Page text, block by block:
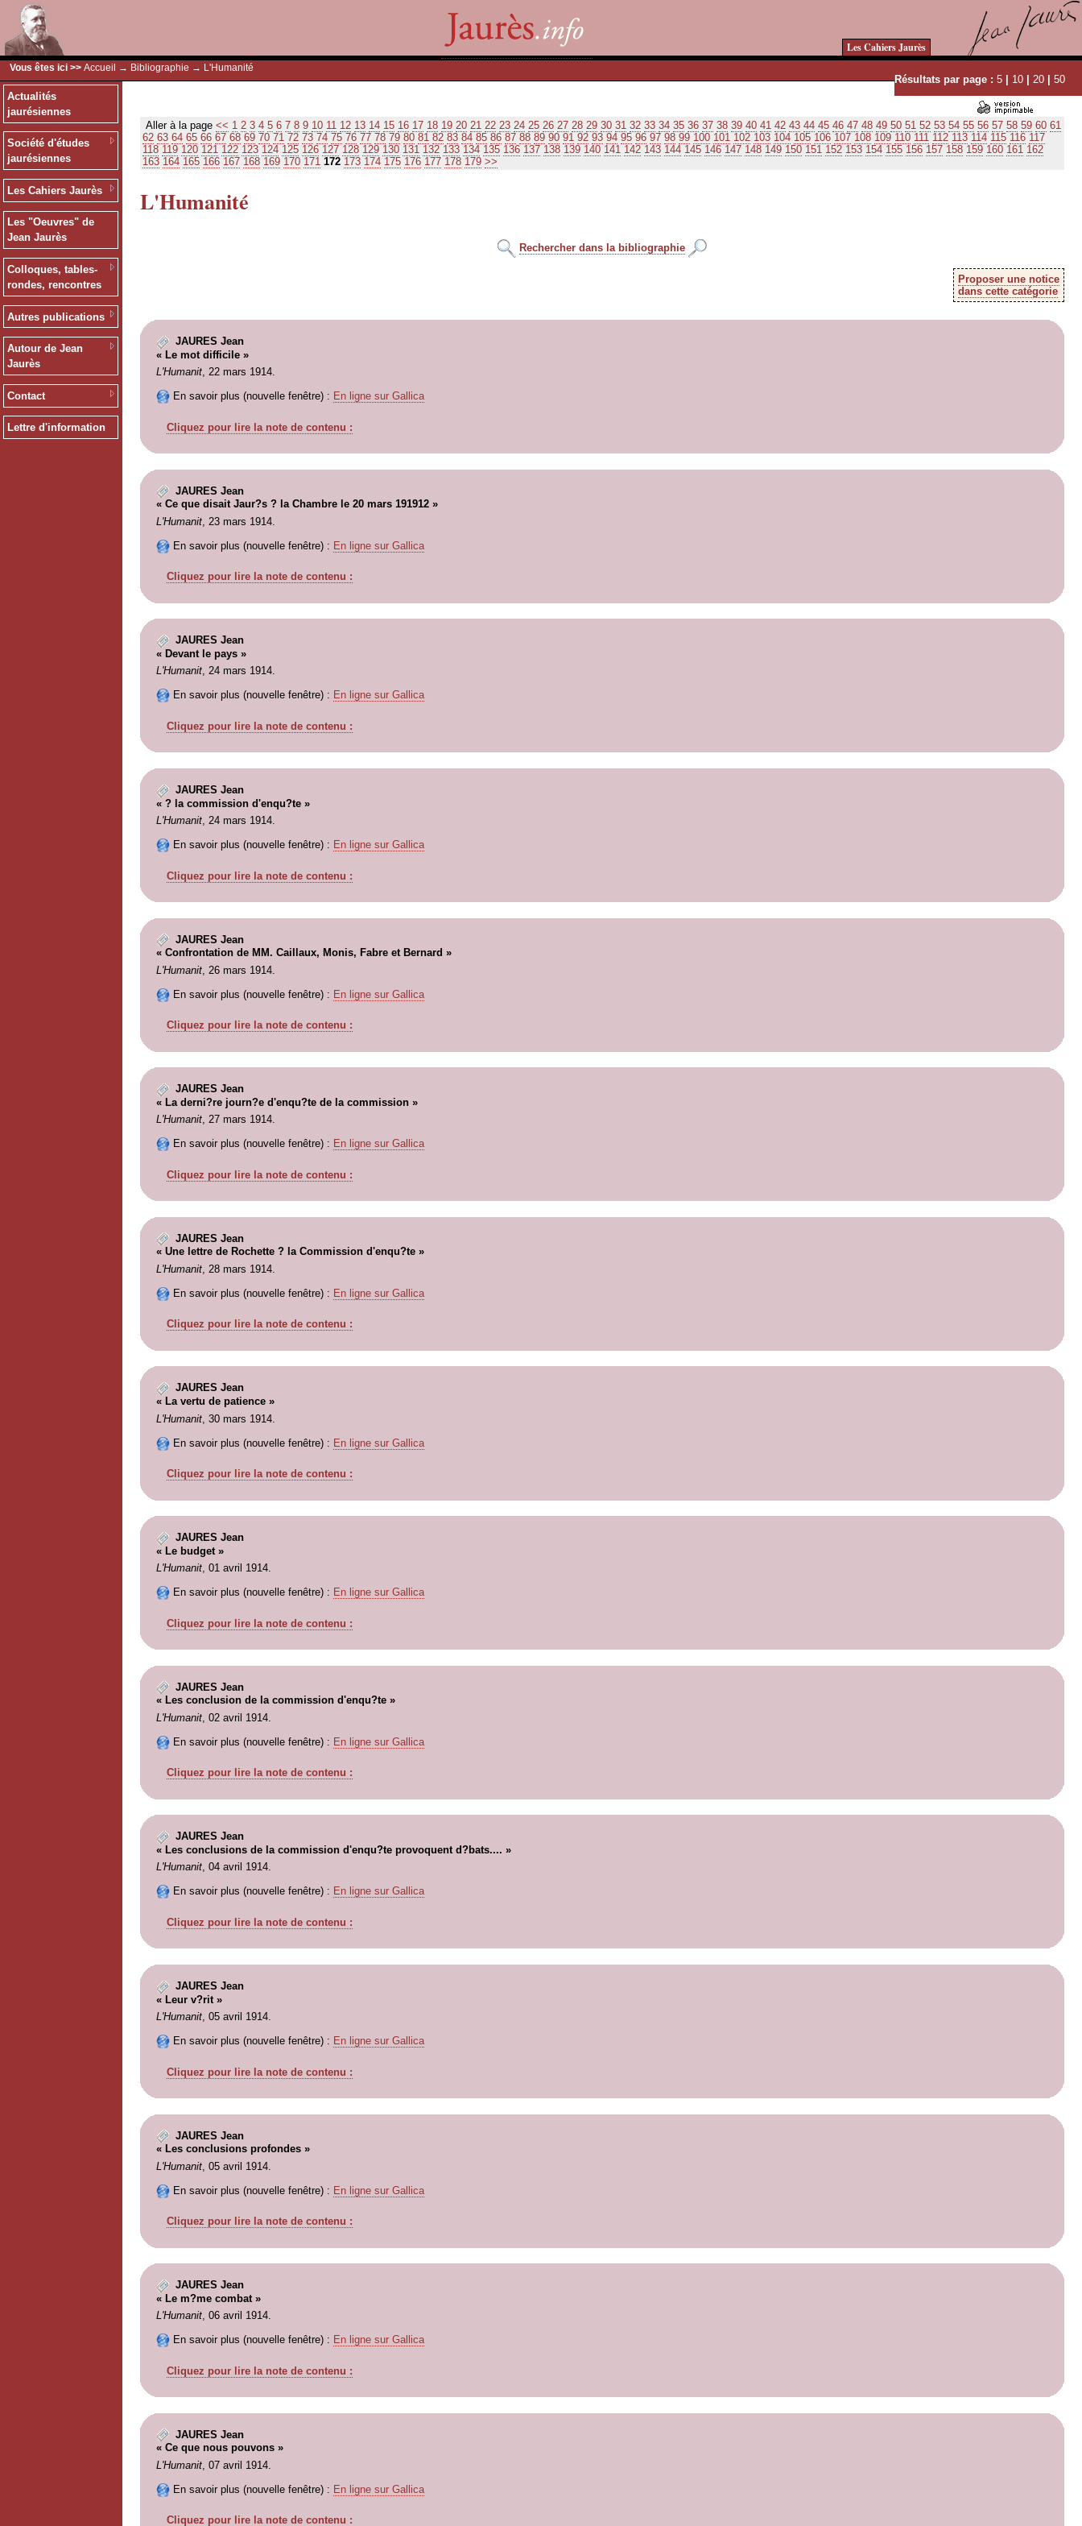
Les Cahiers Jaurès
Vous êtes ici >> Accueil → Bibliographie → L'Humanité
Résultats par page : 5 | 10 | 20 | 50
Actualités
jaurésiennes
Société d'études
jaurésiennes
Les Cahiers Jaurès
Les "Oeuvres" de
Jean Jaurès
Colloques, tables-
rondes, rencontres
Autres publications
Autour de Jean
Jaurès
Contact
Lettre d'information
Aller à la page << 1 2 3 4 5 6 7 8 9 10 11 12 13 14 15 16 17 18 19 20 21 22 23 24 25 26 27 28 29 30 31 32 33 34 35 36 37 38 39 40 41 42 43 44 45 46 47 48 49 50 51 52 53 54 55 56 57 58 59 60 61
62 63 64 65 66 67 68 69 70 71 72 73 74 75 76 77 78 79 80 81 82 83 84 85 86 87 88 89 90 91 92 93 94 95 96 97 98 99 100 101 102 103 104 105 106 107 108 109 110 111 112 113 114 115 116 117
118 119 120 121 122 123 124 125 126 127 128 129 130 131 132 133 134 135 136 137 138 139 140 141 142 143 144 145 146 147 148 149 150 151 152 153 154 155 156 157 158 159 160 161 162
163 164 165 166 167 168 169 170 171 172 173 174 175 176 177 178 179 >>
L'Humanité
Rechercher dans la bibliographie
Proposer une notice
dans cette catégorie
JAURES Jean
« Le mot difficile »
L'Humanit, 22 mars 1914.
En savoir plus (nouvelle fenêtre) : En ligne sur Gallica
Cliquez pour lire la note de contenu :
JAURES Jean
« Ce que disait Jaur?s ? la Chambre le 20 mars 191912 »
L'Humanit, 23 mars 1914.
En savoir plus (nouvelle fenêtre) : En ligne sur Gallica
Cliquez pour lire la note de contenu :
JAURES Jean
« Devant le pays »
L'Humanit, 24 mars 1914.
En savoir plus (nouvelle fenêtre) : En ligne sur Gallica
Cliquez pour lire la note de contenu :
JAURES Jean
« ? la commission d'enqu?te »
L'Humanit, 24 mars 1914.
En savoir plus (nouvelle fenêtre) : En ligne sur Gallica
Cliquez pour lire la note de contenu :
JAURES Jean
« Confrontation de MM. Caillaux, Monis, Fabre et Bernard »
L'Humanit, 26 mars 1914.
En savoir plus (nouvelle fenêtre) : En ligne sur Gallica
Cliquez pour lire la note de contenu :
JAURES Jean
« La derni?re journ?e d'enqu?te de la commission »
L'Humanit, 27 mars 1914.
En savoir plus (nouvelle fenêtre) : En ligne sur Gallica
Cliquez pour lire la note de contenu :
JAURES Jean
« Une lettre de Rochette ? la Commission d'enqu?te »
L'Humanit, 28 mars 1914.
En savoir plus (nouvelle fenêtre) : En ligne sur Gallica
Cliquez pour lire la note de contenu :
JAURES Jean
« La vertu de patience »
L'Humanit, 30 mars 1914.
En savoir plus (nouvelle fenêtre) : En ligne sur Gallica
Cliquez pour lire la note de contenu :
JAURES Jean
« Le budget »
L'Humanit, 01 avril 1914.
En savoir plus (nouvelle fenêtre) : En ligne sur Gallica
Cliquez pour lire la note de contenu :
JAURES Jean
« Les conclusion de la commission d'enqu?te »
L'Humanit, 02 avril 1914.
En savoir plus (nouvelle fenêtre) : En ligne sur Gallica
Cliquez pour lire la note de contenu :
JAURES Jean
« Les conclusions de la commission d'enqu?te provoquent d?bats.... »
L'Humanit, 04 avril 1914.
En savoir plus (nouvelle fenêtre) : En ligne sur Gallica
Cliquez pour lire la note de contenu :
JAURES Jean
« Leur v?rit »
L'Humanit, 05 avril 1914.
En savoir plus (nouvelle fenêtre) : En ligne sur Gallica
Cliquez pour lire la note de contenu :
JAURES Jean
« Les conclusions profondes »
L'Humanit, 05 avril 1914.
En savoir plus (nouvelle fenêtre) : En ligne sur Gallica
Cliquez pour lire la note de contenu :
JAURES Jean
« Le m?me combat »
L'Humanit, 06 avril 1914.
En savoir plus (nouvelle fenêtre) : En ligne sur Gallica
Cliquez pour lire la note de contenu :
JAURES Jean
« Ce que nous pouvons »
L'Humanit, 07 avril 1914.
En savoir plus (nouvelle fenêtre) : En ligne sur Gallica
Cliquez pour lire la note de contenu :